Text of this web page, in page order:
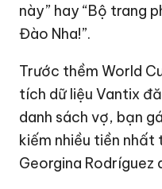
này” hay “Bộ trang
Đào Nha!”.
Trước thềmWorld
tích dữ liệu Vantix
danh sách vợ, bạn
kiếm nhiều tiền nhất
Georgina Rodríguez